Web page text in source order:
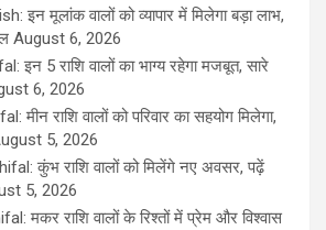
इन मूलांक वालों को व्यापार में मिलेगा बड़ा लाभ,
August 6, 2026
इन 5 राशि वालों का भाग्य रहेगा मजबूत, सारे
6, 2026
राशि वालों को परिवार का सहयोग मिलेगा,
5, 2026
कुंभ राशि वालों को मिलेंगे नए अवसर, पढ़ें
5, 2026
मकर राशि वालों के रिश्तों में प्रेम और विश्वास